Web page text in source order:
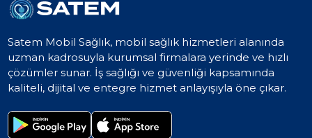
Satem Mobil Sağlık, mobil sağlık hizmetleri alanında
uzman kadrosuyla kurumsal firmalara yerinde ve hızlı
çözümler sunar. İş sağlığı ve güvenliği kapsamında
kaliteli, dijital ve entegre hizmet anlayışıyla öne çıkar.